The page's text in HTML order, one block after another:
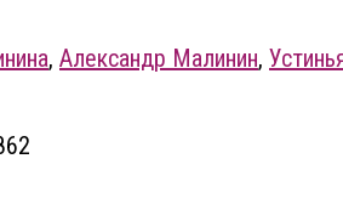
, Александр Малинин,